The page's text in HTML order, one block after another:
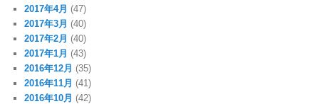
2017年4月 (47)
2017年3月 (40)
2017年2月 (40)
2017年1月 (43)
2016年12月 (35)
2016年11月 (41)
2016年10月 (42)